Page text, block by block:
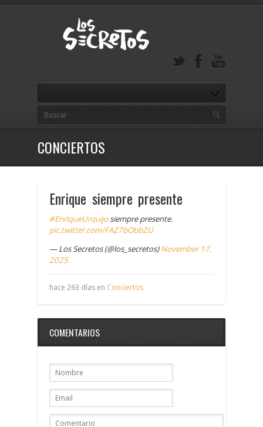
CONCIERTOS
Enrique siempre presente
#EnriqueUrquijosiempre presente.
pic.twitter.com/FAZ7bObbZU
— Los Secretos (@los_secretos)November 17,
2025
hace 263 días en Conciertos
COMENTARIOS